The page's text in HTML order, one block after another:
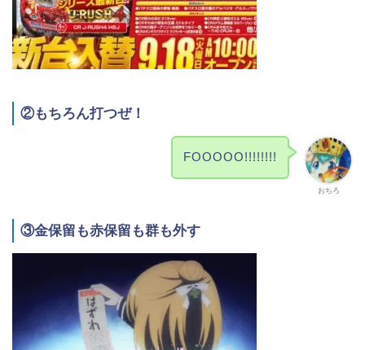
②もちろん打つぜ！
おちろ
FOOOOO!!!!!!!!
③金保留も赤保留も群も外す